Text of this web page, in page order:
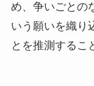
め、争いごとの
いう願いを織り
とを推測するこ